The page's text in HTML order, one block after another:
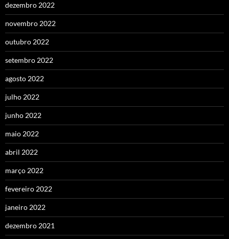
dezembro 2022
novembro 2022
outubro 2022
setembro 2022
agosto 2022
julho 2022
junho 2022
maio 2022
abril 2022
março 2022
fevereiro 2022
janeiro 2022
dezembro 2021